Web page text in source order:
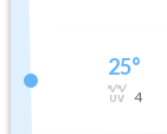
25°
4